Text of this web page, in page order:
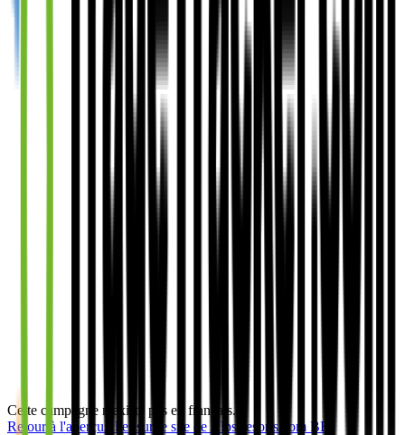
Cette campagne n'existe pas en français.
Retour à l'aperçuAller sur le site de Alps-resorts.com BE